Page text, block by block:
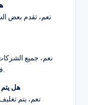
نعم، تقدم بعض
نعم، جميع
في الإمارات بما يضمن السلامة والقانونية.
21. هل
نعم، يتم